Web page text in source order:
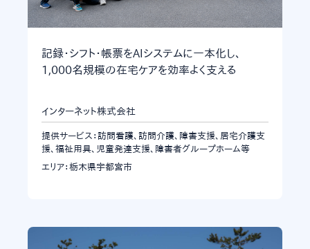
記録・シフト・帳票をAIシステムに一本化し、
1,000名規模の在宅ケアを効率よく支える
インターネット株式会社
提供サービス：訪問看護、訪問介護、障害支援、居宅介護支
援、福祉用具、児童発達支援、障害者グループホーム等
エリア：栃木県宇都宮市